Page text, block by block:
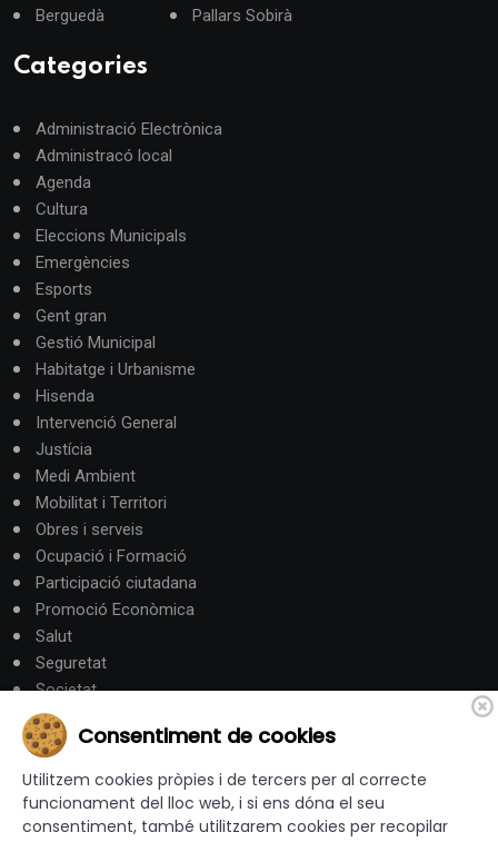
Berguedà
Pallars Sobirà
Categories
Administració Electrònica
Administracó local
Agenda
Cultura
Eleccions Municipals
Emergències
Esports
Gent gran
Gestió Municipal
Habitatge i Urbanisme
Hisenda
Intervenció General
Justícia
Medi Ambient
Mobilitat i Territori
Obres i serveis
Ocupació i Formació
Participació ciutadana
Promoció Econòmica
Salut
Seguretat
Societat
Turisme
Altres Canals
Consentiment de cookies
Utilitzem cookies pròpies i de tercers per al correcte
funcionament del lloc web, i si ens dóna el seu
consentiment, també utilitzarem cookies per recopilar